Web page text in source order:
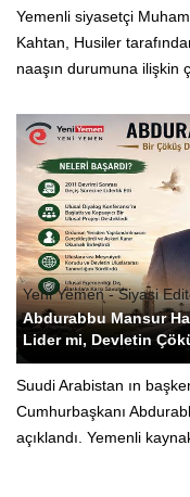
Yemenli siyasetçi
Kahtan, Husiler
naaşın durumuna ilişkin
Yeni Yemen - Siyasi
Abdurabbu Mansur
Lider mi, Devletin
Suudi Arabistan ın
Cumhurbaşkanı
açıklandı. Yemenli